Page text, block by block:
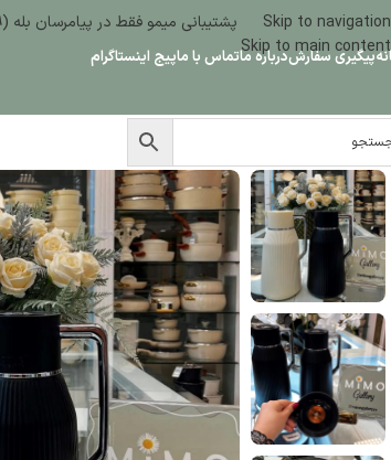
Skip to navigation
Skip to main content
پشتیبانی میمو فقط در پیامرسان بله (9الی17): 09386346324
پیگیری سفارشدرباره ماتماس با ماپیج اینستاگرام